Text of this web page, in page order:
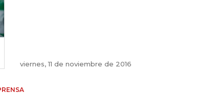
viernes, 11 de noviembre de 2016